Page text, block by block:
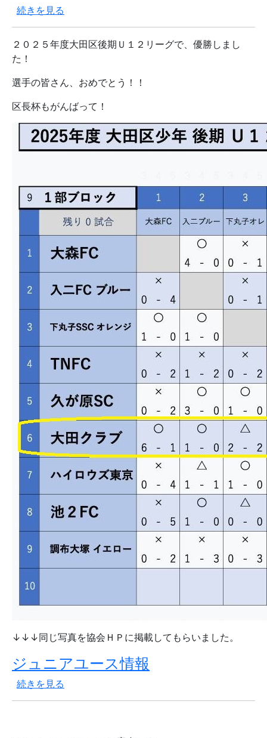
大田区U12リーグ優勝しました！ の
続きを見る
２０２５年度大田区後期Ｕ１２リーグで、優勝しまし
た！
選手の皆さん、おめでとう！！
区長杯もがんばって！
↓↓↓同じ写真を協会ＨＰに掲載してもらいました。
ジュニアユース情報
ジュニアユース情報 の
続きを見る